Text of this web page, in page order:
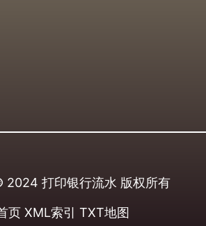
2024 打印银行流水 版权所有
页 XML索引 TXT地图